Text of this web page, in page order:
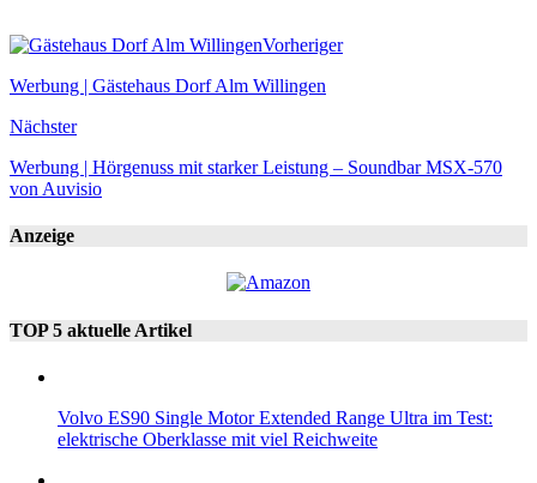
Vorheriger
Werbung | Gästehaus Dorf Alm Willingen
Nächster
Werbung | Hörgenuss mit starker Leistung – Soundbar MSX-570
von Auvisio
Anzeige
TOP 5 aktuelle Artikel
Volvo ES90 Single Motor Extended Range Ultra im Test:
elektrische Oberklasse mit viel Reichweite